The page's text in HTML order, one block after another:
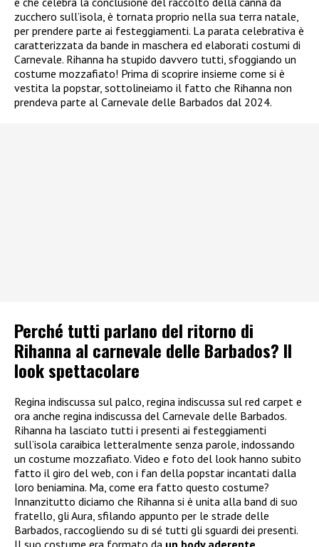
zucchero sull’isola, è tornata proprio nella sua terra natale,
per prendere parte ai festeggiamenti. La parata celebrativa è
caratterizzata da bande in maschera ed elaborati costumi di
Carnevale. Rihanna ha stupido davvero tutti, sfoggiando un
costume mozzafiato! Prima di scoprire insieme come si è
vestita la popstar, sottolineiamo il fatto che Rihanna non
prendeva parte al Carnevale delle Barbados dal 2024.
Perché tutti parlano del ritorno di
Rihanna al carnevale delle Barbados? Il
look spettacolare
Regina indiscussa sul palco, regina indiscussa sul red carpet e
ora anche regina indiscussa del Carnevale delle Barbados.
Rihanna ha lasciato tutti i presenti ai festeggiamenti
sull’isola caraibica letteralmente senza parole, indossando
un costume mozzafiato. Video e foto del look hanno subito
fatto il giro del web, con i fan della popstar incantati dalla
loro beniamina. Ma, come era fatto questo costume?
Innanzitutto diciamo che Rihanna si è unita alla band di suo
fratello, gli Aura, sfilando appunto per le strade delle
Barbados, raccogliendo su di sé tutti gli sguardi dei presenti.